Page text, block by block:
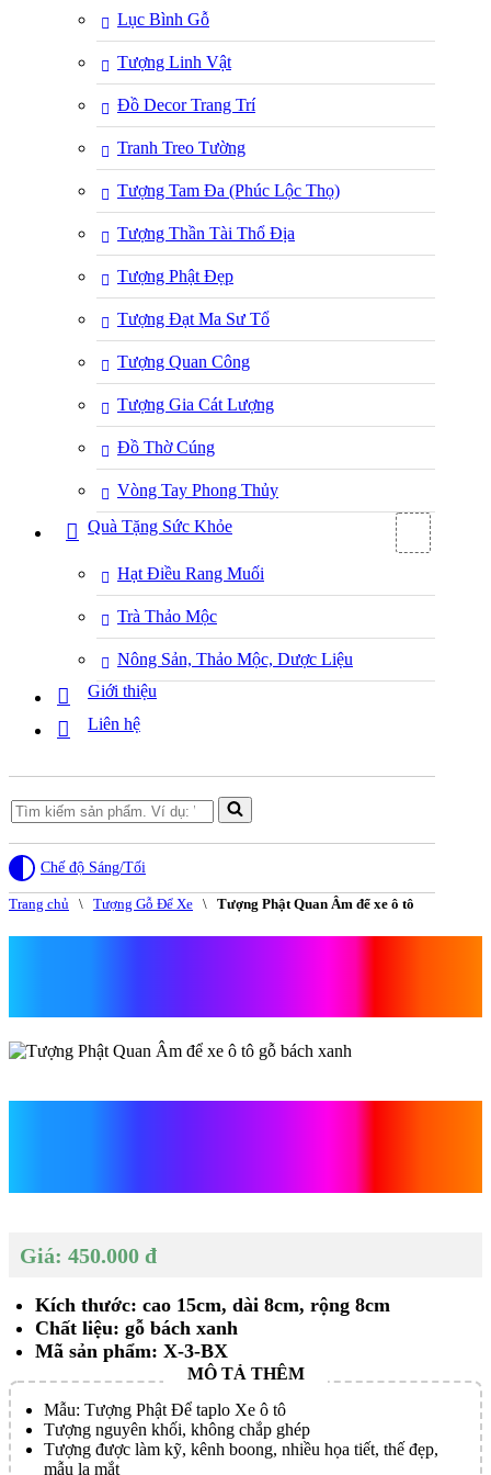
Lục Bình Gỗ
Tượng Linh Vật
Đồ Decor Trang Trí
Tranh Treo Tường
Tượng Tam Đa (Phúc Lộc Thọ)
Tượng Thần Tài Thổ Địa
Tượng Phật Đẹp
Tượng Đạt Ma Sư Tổ
Tượng Quan Công
Tượng Gia Cát Lượng
Đồ Thờ Cúng
Vòng Tay Phong Thủy
Quà Tặng Sức Khỏe
Hạt Điều Rang Muối
Trà Thảo Mộc
Nông Sản, Thảo Mộc, Dược Liệu
Giới thiệu
Liên hệ
Search
for...
Chế độ Sáng/Tối
Trang chủ \ Tượng Gỗ Để Xe \ Tượng Phật Quan Âm để xe ô tô
Giá: 450.000 đ
Kích thước: cao 15cm, dài 8cm, rộng 8cm
Chất liệu: gỗ bách xanh
Mã sản phẩm: X-3-BX
Mẫu: Tượng Phật Để taplo Xe ô tô
Tượng nguyên khối, không chắp ghép
Tượng được làm kỹ, kênh boong, nhiều họa tiết, thế đẹp,
mẫu lạ mắt